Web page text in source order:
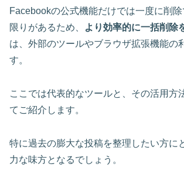
Facebookの公式機能だけでは一度に削
限りがあるため、
より効率的に一括削除
は、外部のツールやブラウザ拡張機能の
す。
ここでは代表的なツールと、その活用方
てご紹介します。
特に過去の膨大な投稿を整理したい方に
力な味方となるでしょう。